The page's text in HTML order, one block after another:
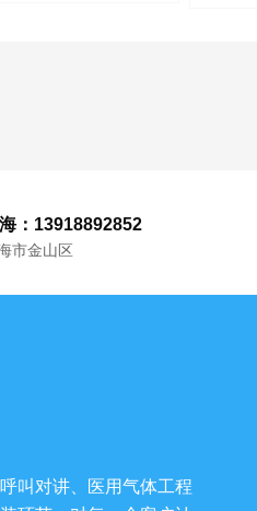
：13918892852
市金山区
叫对讲、医用气体工程